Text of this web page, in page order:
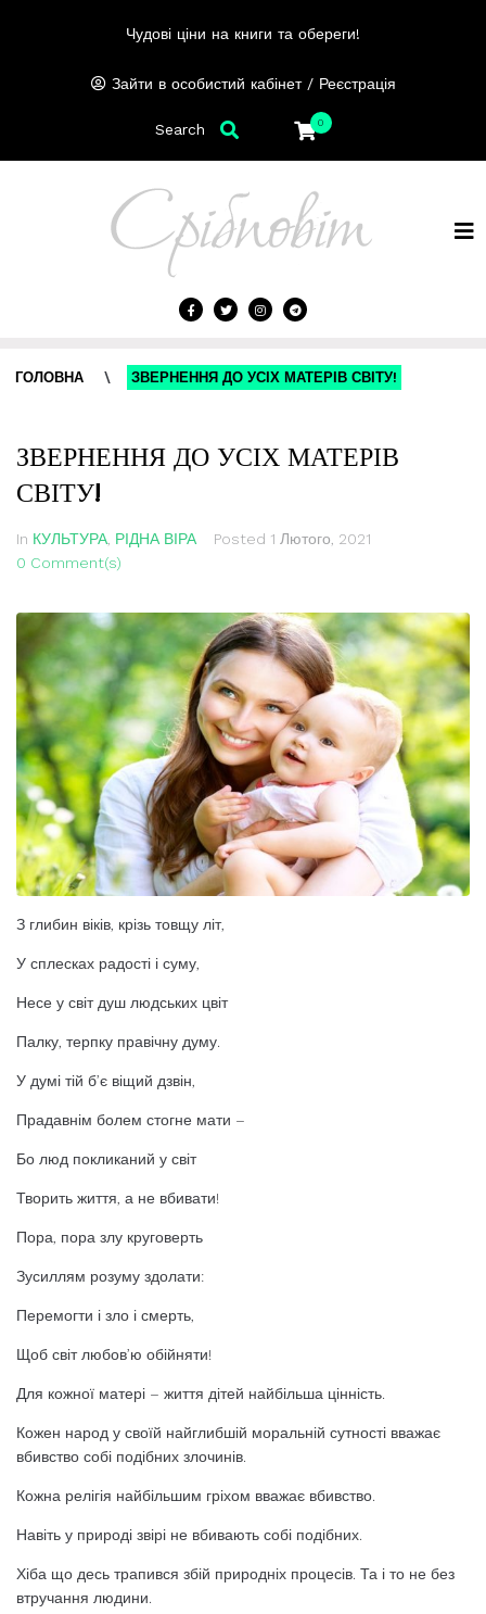
Чудові ціни на книги та обереги!
Зайти в особистий кабінет / Реєстрація
0
Search
ГОЛОВНА \ ЗВЕРНЕННЯ ДО УСІХ МАТЕРІВ СВІТУ!
ЗВЕРНЕННЯ ДО УСІХ МАТЕРІВ
СВІТУ!
In КУЛЬТУРА РІДНА ВІРА Posted 1 Лютого, 2021
0 Comment(s)
З глибин віків, крізь товщу літ,
У сплесках радості і суму,
Несе у світ душ людських цвіт
Палку, терпку правічну думу.
У думі тій б’є віщий дзвін,
Прадавнім болем стогне мати –
Бо люд покликаний у світ
Творить життя, а не вбивати!
Пора, пора злу круговерть
Зусиллям розуму здолати:
Перемогти і зло і смерть,
Щоб світ любов’ю обійняти!
Для кожної матері – життя дітей найбільша цінність.
Кожен народ у своїй найглибшій моральній сутності вважає
вбивство собі подібних злочинів.
Кожна релігія найбільшим гріхом вважає вбивство.
Навіть у природі звірі не вбивають собі подібних.
Хіба що десь трапився збій природніх процесів. Та і то не без
втручання людини.